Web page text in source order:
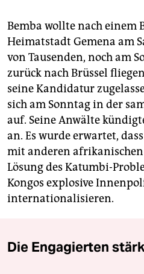
Bemba wollte nach einem
Heimatstadt Gemena am
von Tausenden, noch am
zurück nach Brüssel
seine Kandidatur
sich am Sonntag in der
auf. Seine Anwälte
an. Es wurde erwartet,
mit anderen
Lösung des Katumbi-
Kongos explosive
internationalisieren.
Die Engagierten